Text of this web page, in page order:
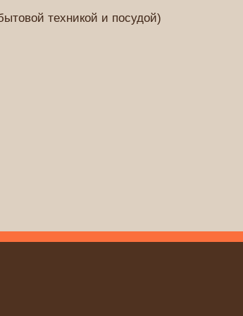
техникой и посудой)